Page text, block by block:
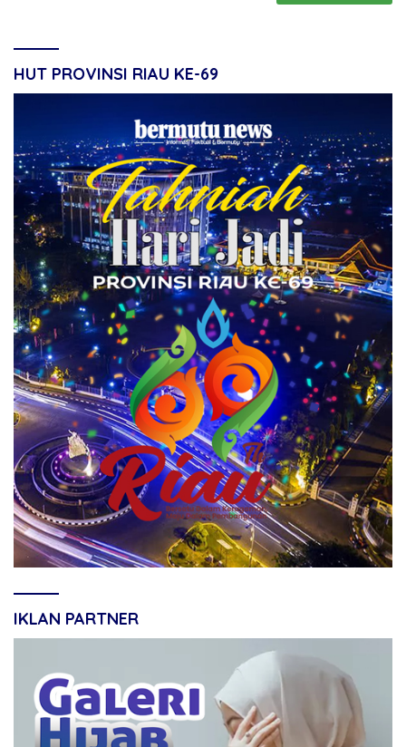
HUT PROVINSI RIAU KE-69
IKLAN PARTNER